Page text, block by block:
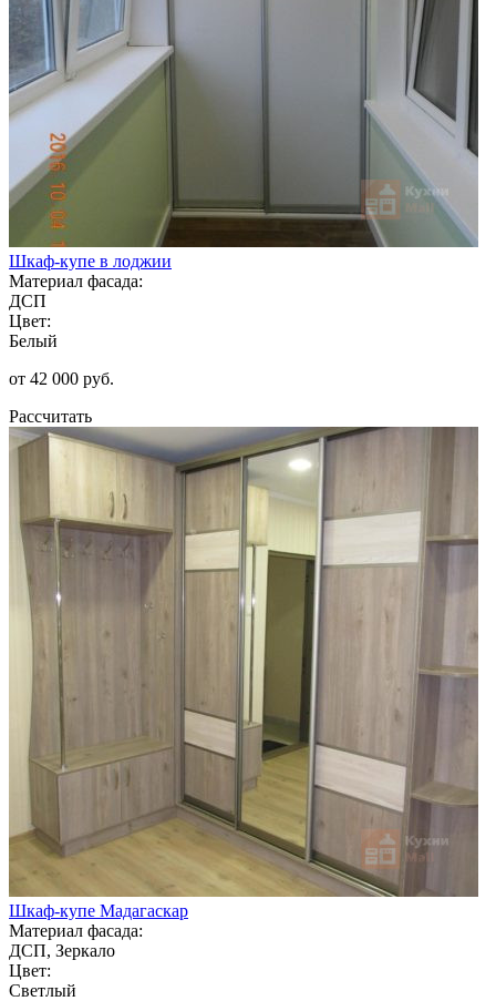
Шкаф-купе в лоджии
Материал фасада:
ДСП
Цвет:
Белый
от 42 000 руб.
Рассчитать
Шкаф-купе Мадагаскар
Материал фасада:
ДСП, Зеркало
Цвет:
Светлый